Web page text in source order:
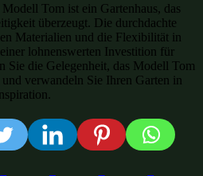
Tom ist ein Gartenhaus, das
überzeugt. Die durchdachte
Materialien und die Flexibilität in
lohnenswerten Investition für
Sie die Gelegenheit, das Modell Tom
verwandeln Sie Ihren Garten in